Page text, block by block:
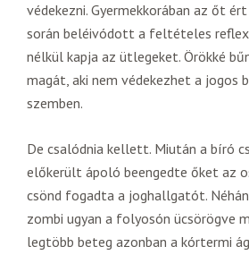
védekezni. Gyermekkorában az őt
során beléivódott a feltételes
nélkül kapja az ütlegeket. Örökké
magát, aki nem védekezhet a jogos
szemben.
De csalódnia kellett. Miután a bíró
előkerült ápoló beengedte őket az
csönd fogadta a joghallgatót.
zombi ugyan a folyosón ücsörögve
legtöbb beteg azonban a kórtermi